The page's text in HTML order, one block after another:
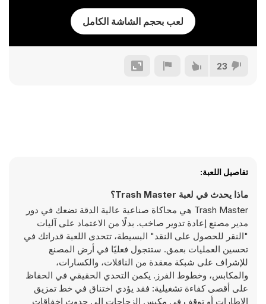
لعب بحجم الشاشة الكامل
23
تفاصيل اللعبة:
ماذا يحدث في لعبة Trash Master؟
Trash Master هي محاكاة صناعية عالية الدقة تضعك في دور
مدير مصنع إعادة تدوير صاخب. بدلًا من الاعتماد على آليات
"النقر للحصول على النقد" البسيطة، تتحدى اللعبة قدراتك في
تحسين العمليات بعمق. ستتجول فعليًا في أرض المصنع
للإشراف على شبكة معقدة من الناقلات، والكسارات،
والمكابس، وخطوط الفرز. يكمن التحدي الحقيقي في الحفاظ
على أقصى كفاءة تشغيلية: فقد يؤدي اختناق في خط تمزيق
الإطارات أو توقف في مكبس الزجاجات إلى حدوث إخفاقات